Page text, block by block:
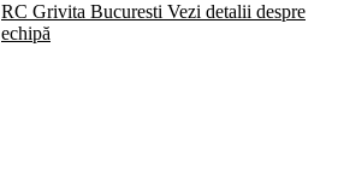
RC Grivita Bucuresti Vezi detalii despre
echipă